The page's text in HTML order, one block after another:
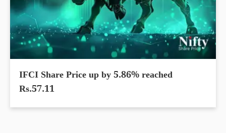
IFCI Share Price up by 5.86% reached
Rs.57.11